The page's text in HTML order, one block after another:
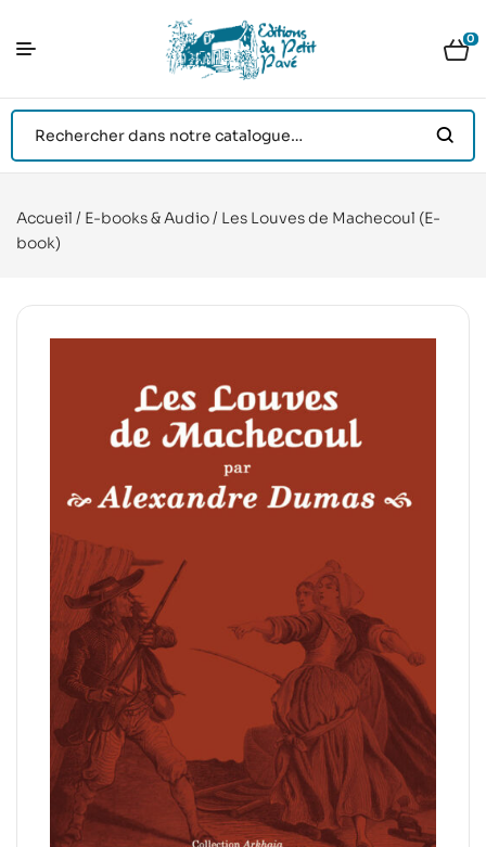
0
Accueil / E-books & Audio/ Les Louves de Machecoul (E-
book)